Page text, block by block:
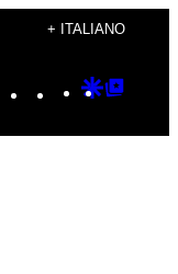
+ ITALIANO
Instagram
TikTok
YouTube
Google